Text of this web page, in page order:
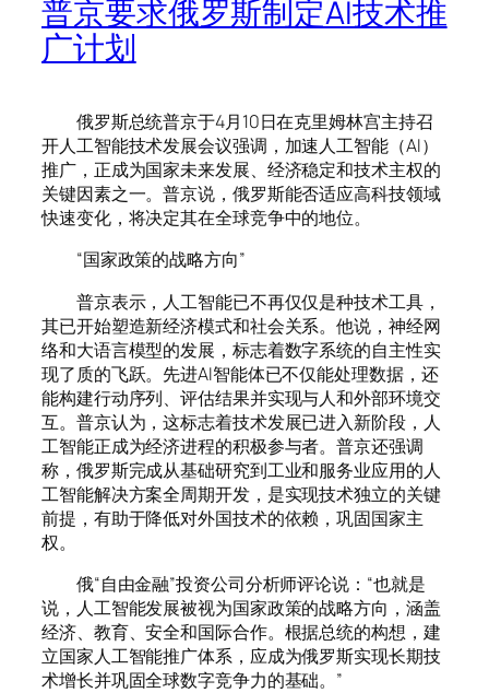
普京要求俄罗斯制定AI技术推
广计划
俄罗斯总统普京于4月10日在克里姆林宫主持召
开人工智能技术发展会议强调，加速人工智能（AI）
推广，正成为国家未来发展、经济稳定和技术主权的
关键因素之一。普京说，俄罗斯能否适应高科技领域
快速变化，将决定其在全球竞争中的地位。
“国家政策的战略方向”
普京表示，人工智能已不再仅仅是种技术工具，
其已开始塑造新经济模式和社会关系。他说，神经网
络和大语言模型的发展，标志着数字系统的自主性实
现了质的飞跃。先进AI智能体已不仅能处理数据，还
能构建行动序列、评估结果并实现与人和外部环境交
互。普京认为，这标志着技术发展已进入新阶段，人
工智能正成为经济进程的积极参与者。普京还强调
称，俄罗斯完成从基础研究到工业和服务业应用的人
工智能解决方案全周期开发，是实现技术独立的关键
前提，有助于降低对外国技术的依赖，巩固国家主
权。
俄“自由金融”投资公司分析师评论说：“也就是
说，人工智能发展被视为国家政策的战略方向，涵盖
经济、教育、安全和国际合作。根据总统的构想，建
立国家人工智能推广体系，应成为俄罗斯实现长期技
术增长并巩固全球数字竞争力的基础。”